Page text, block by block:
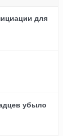
для
убыло